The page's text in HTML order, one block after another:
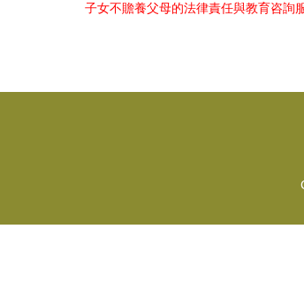
子女不贍養父母的法律責任與教育咨詢